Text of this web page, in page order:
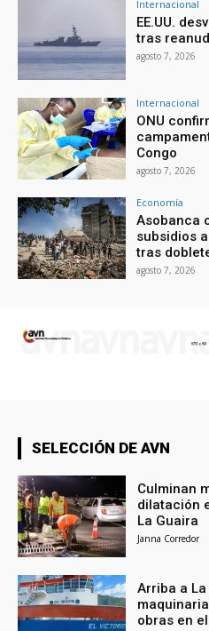
Internacional
EE.UU.
tras
agosto 7, 2026
Internacional
ONU
Congo
agosto 7, 2026
Economía
Asobanca
subsidios
tras
agosto 7, 2026
SELECCIÓN DE AVN
Culminan
dilatación
La Guaira
Janna Corredor
Arriba a
obras en